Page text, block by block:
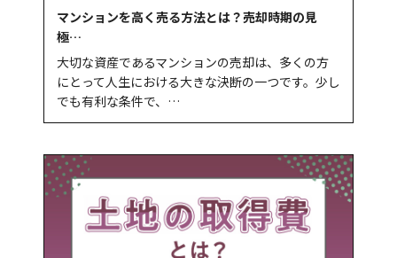
マンションを高く売る方法とは？売却時期の見
極…
大切な資産であるマンションの売却は、多くの方
にとって人生における大きな決断の一つです。少し
でも有利な条件で、…